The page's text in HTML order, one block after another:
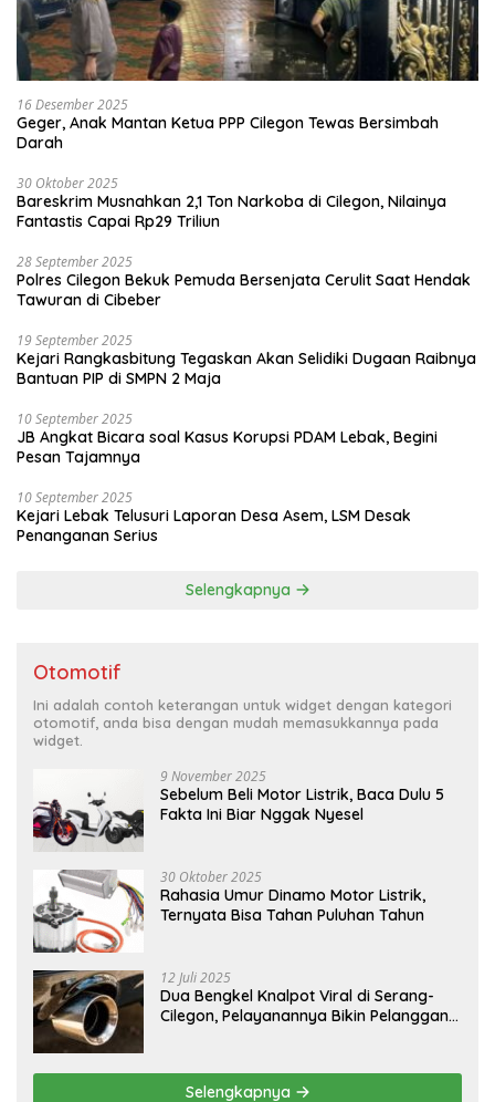
16 Desember 2025
Geger, Anak Mantan Ketua PPP Cilegon Tewas Bersimbah
Darah
30 Oktober 2025
Bareskrim Musnahkan 2,1 Ton Narkoba di Cilegon, Nilainya
Fantastis Capai Rp29 Triliun
28 September 2025
Polres Cilegon Bekuk Pemuda Bersenjata Cerulit Saat Hendak
Tawuran di Cibeber
19 September 2025
Kejari Rangkasbitung Tegaskan Akan Selidiki Dugaan Raibnya
Bantuan PIP di SMPN 2 Maja
10 September 2025
JB Angkat Bicara soal Kasus Korupsi PDAM Lebak, Begini
Pesan Tajamnya
10 September 2025
Kejari Lebak Telusuri Laporan Desa Asem, LSM Desak
Penanganan Serius
Selengkapnya
Otomotif
Ini adalah contoh keterangan untuk widget dengan kategori
otomotif, anda bisa dengan mudah memasukkannya pada
widget.
9 November 2025
Sebelum Beli Motor Listrik, Baca Dulu 5
Fakta Ini Biar Nggak Nyesel
30 Oktober 2025
Rahasia Umur Dinamo Motor Listrik,
Ternyata Bisa Tahan Puluhan Tahun
12 Juli 2025
Dua Bengkel Knalpot Viral di Serang-
Cilegon, Pelayanannya Bikin Pelanggan
Selengkapnya